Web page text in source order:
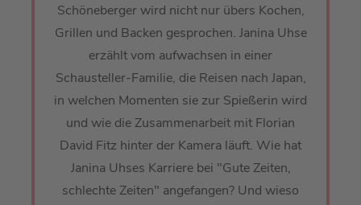
Schöneberger wird nicht nur übers Kochen,
Grillen und Backen gesprochen. Janina Uhse
erzählt vom aufwachsen in einer
Schausteller-Familie, die Reisen nach Japan,
in welchen Momenten sie zur Spießerin wird
und wie die Zusammenarbeit mit Florian
David Fitz hinter der Kamera läuft. Wie hat
Janina Uhses Karriere bei "Gute Zeiten,
schlechte Zeiten" angefangen? Und wieso